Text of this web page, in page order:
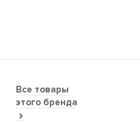
Все товары
этого бренда